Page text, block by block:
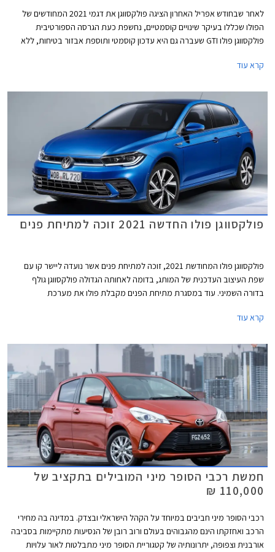
לאחר שבחודש אפריל האחרון הציגה פולקסווגן את דגמי 2021 המחודשים של
הפולו שכללו בעיקר שינויים קוסמטיים, נחשפת כעת הגרסה הספורטיבית
פולקסווגן פולו GTI שעברה גם היא עדכון קוסמטי ותוספת אבזור בטיחות, ללא
קרא עוד
פולקסווגן פולו החדשה 2021 זוכה למתיחת פנים
פולקסווגן פולו המחודשת 2021, זוכה למתיחת פנים אשר נועדה ליישר קו עם
שפת העיצוב העדכנית של המותג, בדומה לאחותה הגדולה פולקסווגן גולף
בדורה השמיני. עוד במסגרת מתיחת הפנים מקבלת פולו את מערכת
קרא עוד
חמשת רכבי הסופר מיני המובילים בתקציב של
110,000 ₪
רכבי הסופר מיני חביבים במיוחד על הקהל הישראלי ובצדק. במדינה בה מחירי
הרכב ואחזקתו הינם מהגבוהים בעולם ורוב רובן של הנסיעות מתקיימות בסביבה
אורבנית וצפופה, יתרונותיה של קטגוריית הסופר מיני מתבלטות לאור עלויות